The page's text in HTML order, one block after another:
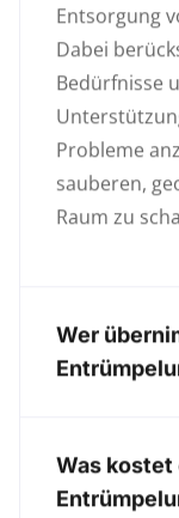
Entsorgung
Dabei
Bedürfnisse
Probleme
sauberen,
Raum zu
Wer
Was kostet